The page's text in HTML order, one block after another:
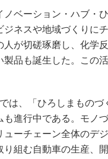
ベーション・ハブ・
ジネスや地域づくりに
人が切磋琢磨し、化学
製品も誕生した。この
は、「ひろしまものづ
も進行中である。モノ
ューチェーン全体のデ
り組む自動車の生産、